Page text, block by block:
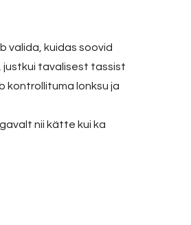
valida, kuidas soovid
justkui tavalisest tassist
kontrollituma lonksu ja
nii kätte kui ka